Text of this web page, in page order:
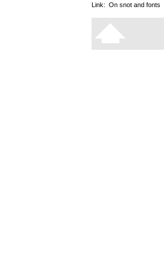
Link: On snot and fonts